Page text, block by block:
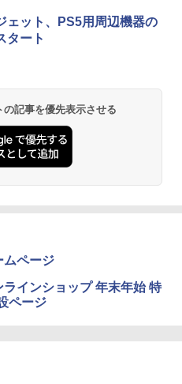
神 (Amazon.co.jp限定オリジ
収納ケース付きコレクション)
ル特典:オリジナル巾着＋メー
) [Blu-ray]
通常版 [Blu-ray]
滅の刃」無限城編 第一章 猗
通常版 [DVD]
ェット、PS5用周辺機器の
タート
記事を優先表示させる
ムページ
インショップ 年末年始 特
ページ